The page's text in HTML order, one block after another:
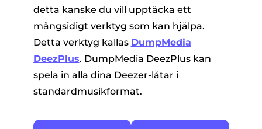
detta kanske du vill upptäcka ett
mångsidigt verktyg som kan hjälpa.
Detta verktyg kallas DumpMedia
DeezPlus. DumpMedia DeezPlus kan
spela in alla dina Deezer-låtar i
standardmusikformat.